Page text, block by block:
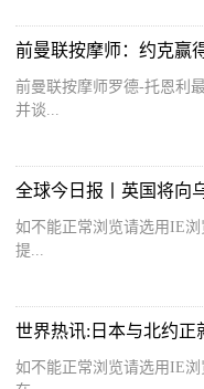
前曼联按摩师罗德-托恩利
并谈...
全球今日报丨英国将向
如不能正常浏览请选用IE
提...
世界热讯:日本与北约正
如不能正常浏览请选用IE